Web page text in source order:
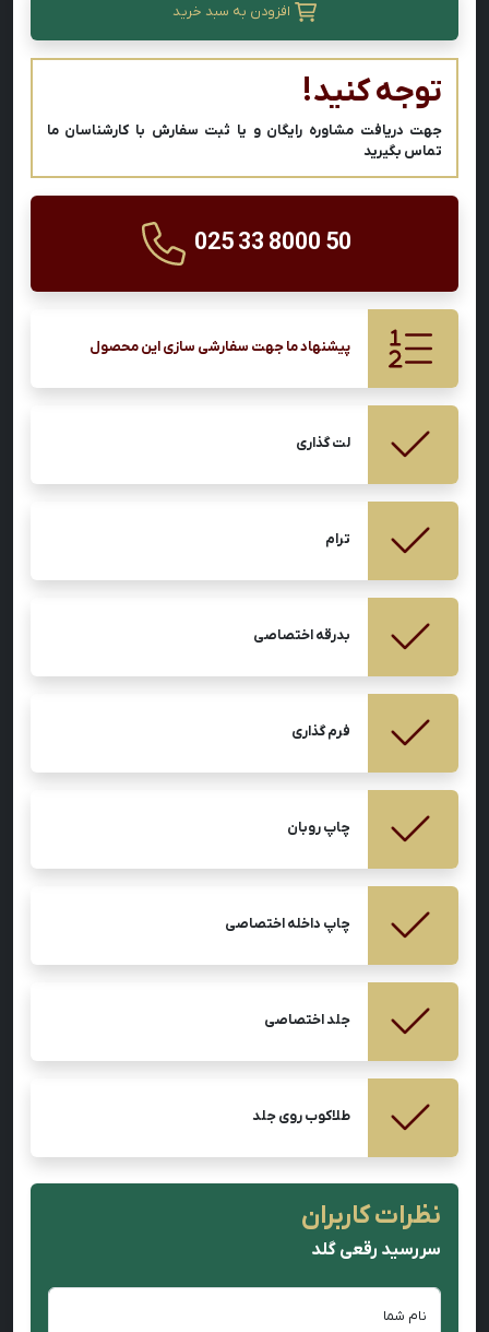
افزودن به سبد خرید
توجه کنید!
جهت دریافت مشاوره رایگان و یا ثبت سفارش با کارشناسان ما
تماس بگیرید
025 33 8000 50
پیشنهاد ما جهت سفارشی سازی این محصول
لت گذاری
ترام
بدرقه اختصاصی
فرم گذاری
چاپ روبان
چاپ داخله اختصاصی
جلد اختصاصی
طلاکوب روی جلد
نظرات کاربران
سررسید رقعی گلد
نام شما